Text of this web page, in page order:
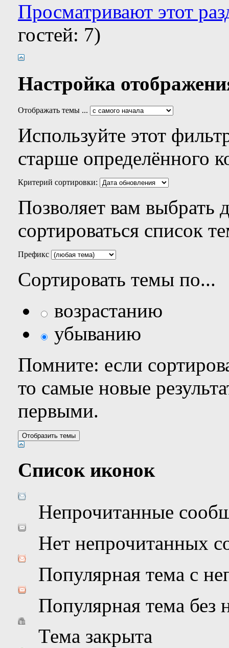
Просматривают этот
гостей: 7)
Настройка
Отображать темы ...
Используйте этот
старше определённого
Критерий сортировки:
Позволяет вам выбрать
сортироваться список
Префикс
Сортировать темы по...
возрастанию
убыванию
Помните: если
то самые новые
первыми.
Список иконок
Непрочитанные
Нет непрочитанных
Популярная тема с
Популярная тема
Тема закрыта